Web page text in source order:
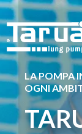
LA POMPA
OGNI